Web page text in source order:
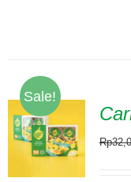
Sale!
Rp